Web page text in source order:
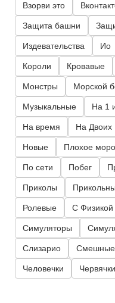
Взорви это
Защита башни
Издевательства Ио
Короли Кровавые
Монстры Морской
Музыкальные На 1
На время На Двоих
Новые Плохое
По сети Побег
Приколы
Ролевые С Физикой
Симуляторы
Слизарио Смешные
Человечки Червячки